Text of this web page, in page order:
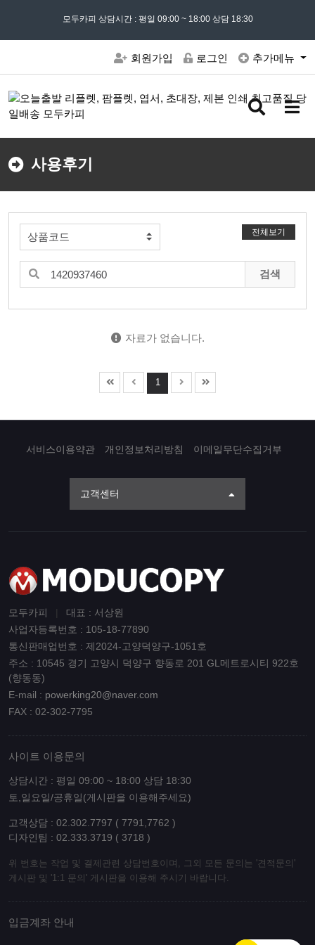
모든 문의는02) 302 - 7797및 ' 견적문의 ' 게시판을 이용해주세요
모두카피 상담시간 : 평일 09:00 ~ 18:00 상담 18:30
회원가입 로그인 추가메뉴
검
버
메
버
사용후기
전체보기
검색
자료가 없습니다.
1
서비스이용약관 개인정보처리방침 이메일무단수집거부
고객센터
모두카피
대표 : 서상원
사업자등록번호 : 105-18-77890
통신판매업번호 : 제2024-고양덕양구-1051호
주소 : 10545 경기 고양시 덕양구 향동로 201 GL메트로시티 922호
(향동동)
E-mail : powerking20@naver.com
FAX : 02-302-7795
사이트 이용문의
상담시간 : 평일 09:00 ~ 18:00 상담 18:30
토,일요일/공휴일(게시판을 이용해주세요)
고객상담 : 02.302.7797 ( 7791,7762 )
디자인팀 : 02.333.3719 ( 3718 )
위 번호는 작업 및 결제관련 상담번호이며, 그외 모든 문의는 '견적문의'
게시판 및 '1:1 문의' 게시판을 이용해 주시기 바랍니다.
입금계좌 안내